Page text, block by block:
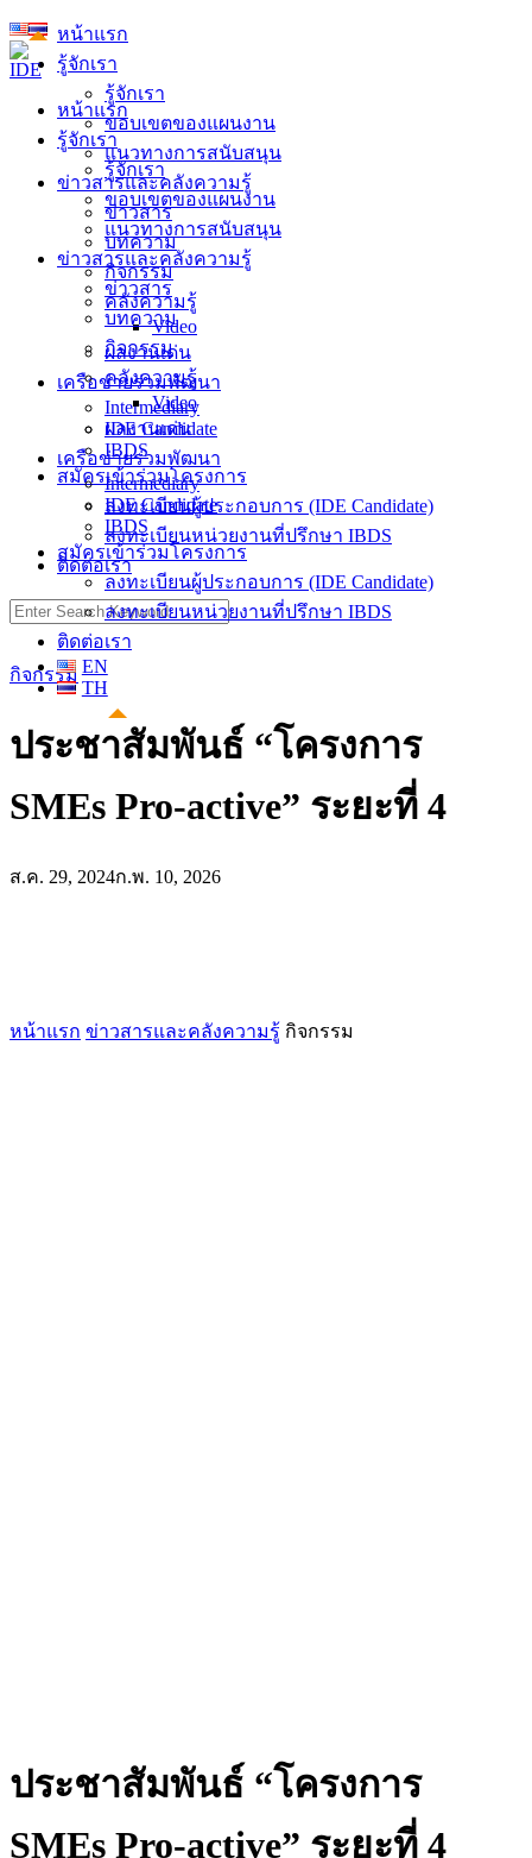
Skip
to
content
หน้าแรก
รู้จักเรา
รู้จักเรา
ขอบเขตของแผนงาน
แนวทางการสนับสนุน
ข่าวสารและคลังความรู้
ข่าวสาร
บทความ
กิจกรรม
คลังความรู้
Video
ผลงานเด่น
เครือข่ายร่วมพัฒนา
Intermediary
IDE Candidate
IBDS
สมัครเข้าร่วมโครงการ
ลงทะเบียนผู้ประกอบการ (IDE Candidate)
ลงทะเบียนหน่วยงานที่ปรึกษา IBDS
ติดต่อเรา
EN
TH
หน้าแรก
รู้จักเรา
รู้จักเรา
ขอบเขตของแผนงาน
แนวทางการสนับสนุน
ข่าวสารและคลังความรู้
ข่าวสาร
บทความ
กิจกรรม
คลังความรู้
Video
ผลงานเด่น
เครือข่ายร่วมพัฒนา
Intermediary
IDE Candidate
IBDS
สมัครเข้าร่วมโครงการ
ลงทะเบียนผู้ประกอบการ (IDE Candidate)
ลงทะเบียนหน่วยงานที่ปรึกษา IBDS
ติดต่อเรา
Search
for:
กิจกรรม
ประชาสัมพันธ์ “โครงการ
SMEs Pro-active” ระยะที่ 4
ส.ค. 29, 2024ก.พ. 10, 2026
หน้าแรก ข่าวสารและคลังความรู้ กิจกรรม
ประชาสัมพันธ์ “โครงการ
SMEs Pro-active” ระยะที่ 4